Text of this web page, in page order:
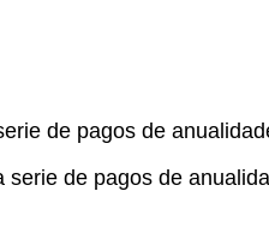
de pagos de
de pagos de